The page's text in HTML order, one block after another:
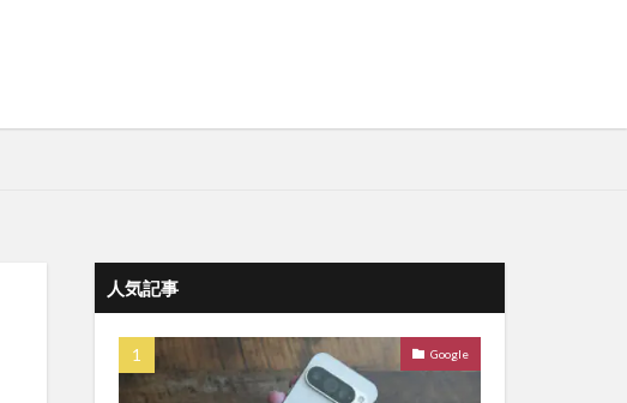
人気記事
Google